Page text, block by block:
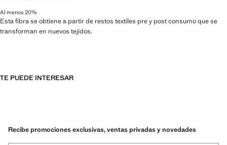
Al menos 20%
Esta fibra se obtiene a partir de restos textiles pre y post consumo que se
transforman en nuevos tejidos.
TE PUEDE INTERESAR
Recibe promociones exclusivas, ventas privadas y novedades